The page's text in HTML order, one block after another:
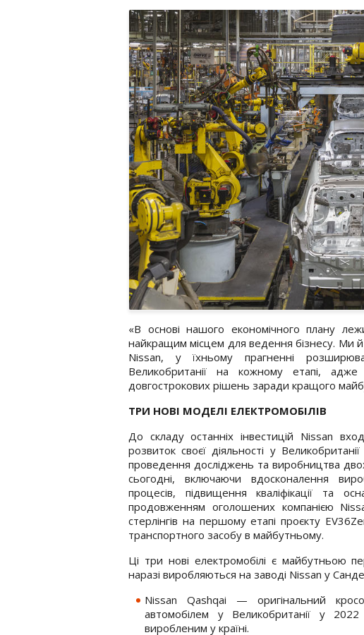
«В основі нашого економічного плану
найкращим місцем для ведення бізнесу. Ми й
Nissan, у їхньому прагненні
Великобританії на кожному етапі,
довгострокових рішень заради кращого
ТРИ НОВІ МОДЕЛІ ЕЛЕКТРОМОБІЛІВ
До складу останніх інвестицій Nissan
розвиток своєї діяльності у
проведення досліджень та виробництва
сьогодні, включаючи вдосконалення
процесів, підвищення кваліфікації та
продовженням оголошених компанією
стерлінгів на першому етапі проєкту
транспортного засобу в майбутньому.
Ці три нові електромобілі є майбутньою
наразі виробляються на заводі Nissan у
Nissan Qashqai — оригінальний
автомобілем у Великобританії у
виробленим у країні.